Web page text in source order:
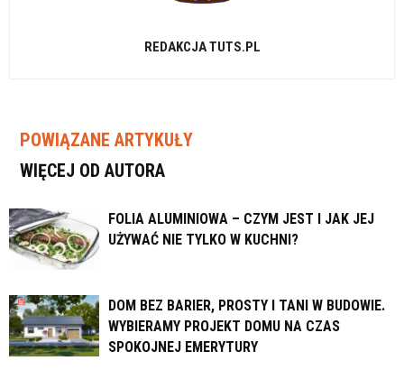
REDAKCJA TUTS.PL
POWIĄZANE ARTYKUŁY
WIĘCEJ OD AUTORA
FOLIA ALUMINIOWA – CZYM JEST I JAK JEJ
UŻYWAĆ NIE TYLKO W KUCHNI?
DOM BEZ BARIER, PROSTY I TANI W BUDOWIE.
WYBIERAMY PROJEKT DOMU NA CZAS
SPOKOJNEJ EMERYTURY